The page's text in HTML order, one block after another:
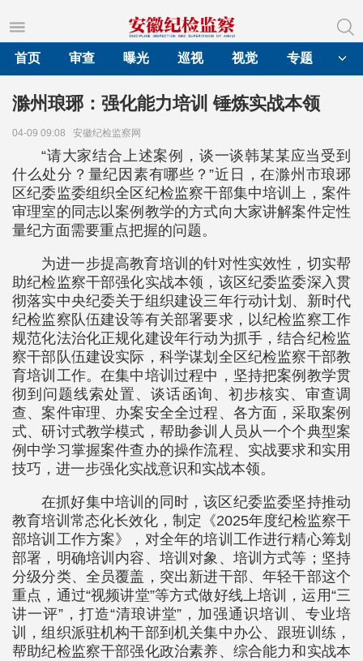
首页
审查 曝光 巡视 视觉 专题
滁州琅琊：强化能力培训 锤炼实战本领
04-09 09:08 安徽纪检监察网
“请大家结合上述案例，谈一谈韩某某应当受到
什么处分？量纪因素有哪些？”近日，在滁州市琅琊
区纪委监委组织全区纪检监察干部集中培训上，案件
审理室的同志以案例教学的方式向大家讲解案件定性
量纪方面需要重点把握的问题。
为进一步提高教育培训的针对性实效性，切实帮
助纪检监察干部强化实战本领，该区纪委监委深入贯
彻落实中央纪委关于组织建设三年行动计划、新时代
纪检监察队伍建设等有关部署要求，以纪检监察工作
规范化法治化正规化建设年行动为抓手，结合纪检监
察干部队伍建设实际，科学谋划全区纪检监察干部教
育培训工作。在集中培训过程中，坚持把案例教学贯
彻到问题线索处置、谈话函询、初步核实、审查调
查、案件审理、办案安全全过程、各方面，采取案例
式、研讨式教学模式，帮助参训人员从一个个典型案
例中学习掌握案件查办的操作流程、实战要求和实用
技巧，进一步强化实战意识和实战本领。
在抓好集中培训的同时，该区纪委监委坚持推动
教育培训常态化长效化，制定《2025年度纪检监察干
部培训工作方案》，对全年的培训工作进行精心筹划
部署，明确培训内容、培训对象、培训方式等；坚持
分级分类、全员覆盖，突出新进干部、年轻干部这个
重点，通过“视频讲堂”等方式做好线上培训，运用“三
讲一评”，打造“清琅讲堂”，加强通识培训、专业培
训，组织派驻机构干部到机关集中办公、跟班训练，
帮助纪检监察干部强化政治素养、综合能力和实战本